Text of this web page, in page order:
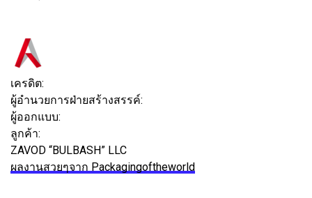
เครดิต:
ผู้อำนวยการฝ่ายสร้างสรรค์:
ผู้ออกแบบ:
ลูกค้า:
ZAVOD “BULBASH” LLC
ผลงานสวยๆจาก Packagingoftheworld